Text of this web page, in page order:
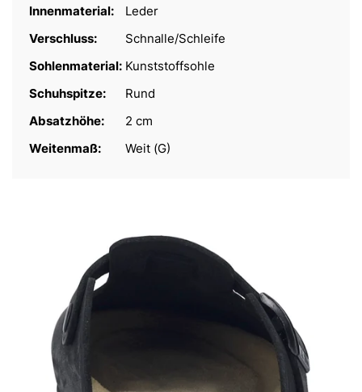
Innenmaterial:
Leder
Verschluss:
Schnalle/Schleife
Sohlenmaterial: Kunststoffsohle
Schuhspitze:
Rund
Absatzhöhe:
2 cm
Weitenmaß:
Weit (G)